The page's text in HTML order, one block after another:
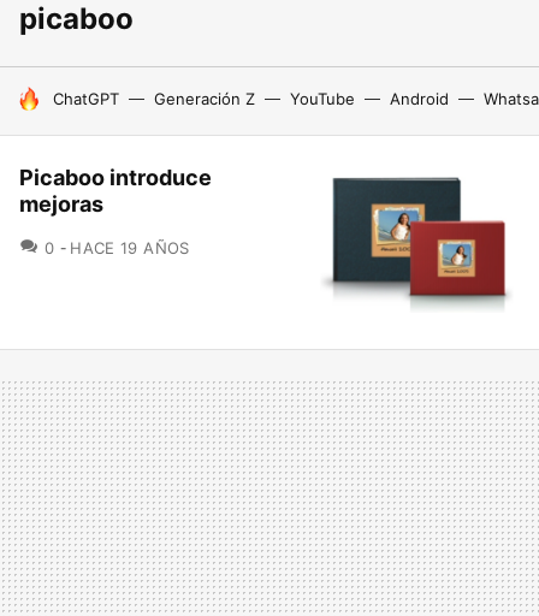
picaboo
HOY SE HABLA DE
ChatGPT Generación Z YouTube Android
Picaboo introduce
mejoras
0 COMENTARIOS
HACE 19 AÑOS